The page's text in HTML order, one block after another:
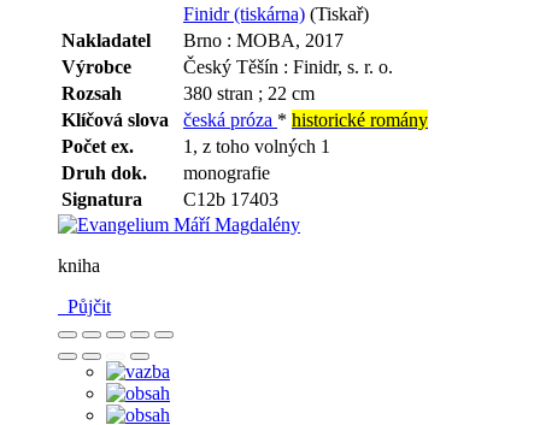
Finidr (tiskárna) (Tiskař)
Nakladatel
Brno : MOBA, 2017
Výrobce
Český Těšín : Finidr, s. r. o.
Rozsah
380 stran ; 22 cm
Klíčová slova
česká próza * historické romány
Počet ex.
1, z toho volných 1
Druh dok.
monografie
Signatura
C12b 17403
kniha
Půjčit